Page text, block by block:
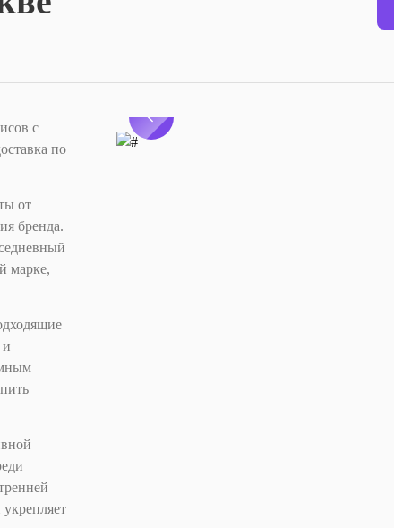
от
бренда.
марке,
и
с
по